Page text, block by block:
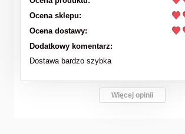
Ocena sklepu:
Ocena dostawy:
Dodatkowy komentarz:
Dostawa bardzo szybka
Więcej opinii